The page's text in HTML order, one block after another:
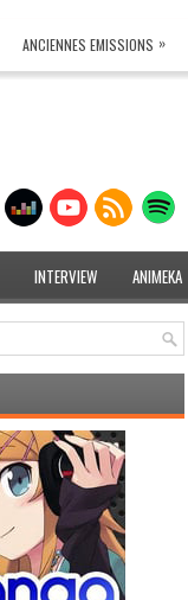
ANCIENNES EMISSIONS »
INTERVIEW ANIMEKA